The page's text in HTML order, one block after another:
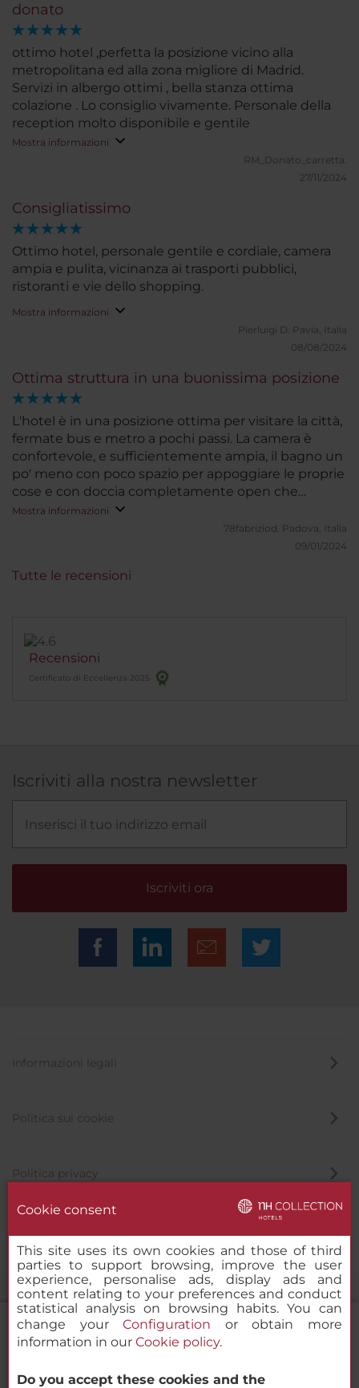
NH Collection Madrid Colón
donato
ottimo hotel ,perfetta la posizione vicino alla
metropolitana ed alla zona migliore di Madrid.
Servizi in albergo ottimi , bella stanza ottima
colazione . Lo consiglio vivamente. Personale della
reception molto disponibile e gentile
Mostra informazioni
RM_Donato_carretta.
27/11/2024
Consigliatissimo
Ottimo hotel, personale gentile e cordiale, camera
ampia e pulita, vicinanza ai trasporti pubblici,
ristoranti e vie dello shopping.
Mostra informazioni
Pierluigi D.
Pavia, Italia
08/08/2024
Ottima struttura in una buonissima posizione
L'hotel è in una posizione ottima per visitare la città,
fermate bus e metro a pochi passi. La camera è
confortevole, e sufficientemente ampia, il bagno un
po' meno con poco spazio per appoggiare le proprie
cose e con doccia completamente open che
personalmente non amo. Mancano gli appendiabiti
nell'ingresso della stanza, per appendere le giacche.
Non essendo presenti, le giacche invernali vanno ad
è particolarmente capiente per più di due persone.
in occasione della epifania, segno di grande
attenzione alla clientela. Super!
Mostra informazioni
78fabriziod.
Padova, Italia
09/01/2024
Recensioni
Certificato di Eccellenza 2025
Tutte le recensioni
Iscriviti alla nostra newsletter
Iscriviti ora
Informazioni legali
Politica sui cookie
Politica privacy
Cookie consent
This site uses its own cookies and those of third
parties to support browsing, improve the user
experience, personalise ads, display ads and
content relating to your preferences and conduct
statistical analysis on browsing habits. You can
change yourConfiguration or obtain more
information in our Cookie policy.
Do you accept these cookies and the